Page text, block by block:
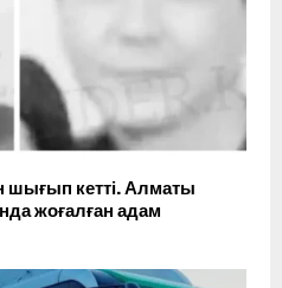
шығып кетті. Алматы
жоғалған адам